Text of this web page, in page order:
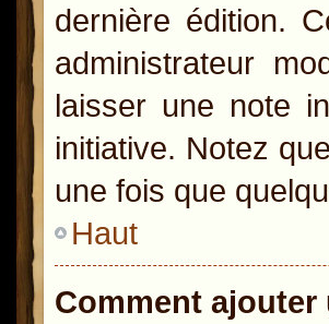
dernière édition.
administrateur
laisser une note
initiative. Notez
une fois que
Haut
Comment ajouter